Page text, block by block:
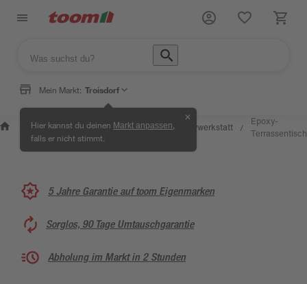
Mein Markt: Troisdorf
Hier kannst du deinen Markt anpassen
falls er nicht stimmt.
✕
Wissen &
Service
/
Selbermachen
& Ratgeber
/ Kreativwerkstatt /
Epoxy-
Terrassentisch
5 Jahre Garantie auf toom Eigenmarken
Sorglos, 90 Tage Umtauschgarantie
Abholung im Markt in 2 Stunden